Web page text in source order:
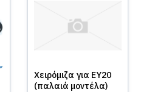
Χειρόμιζα για EY20
(παλαιά μοντέλα)